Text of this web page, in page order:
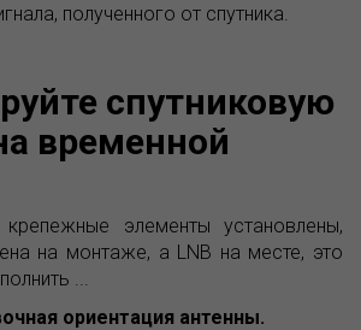
полученного от спутника.
спутниковую
временной
элементы установлены,
на монтаже, а LNB на месте, это
...
ориентация антенны.